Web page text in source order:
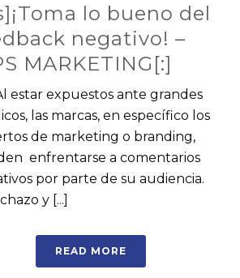
lo bueno del
negativo! –
MARKETING[:]
estar expuestos ante grandes
las marcas, en específico los
de marketing o branding,
enfrentarse a comentarios
por parte de su audiencia.
y [...]
READ MORE